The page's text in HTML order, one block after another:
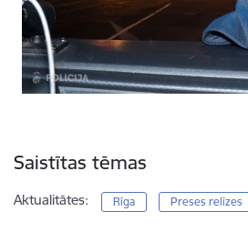
Saistītas tēmas
Aktualitātes: Rīga Preses relīzes